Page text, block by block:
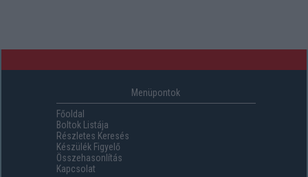
Menüpontok
Főoldal
Boltok Listája
Részletes Keresés
Készülék Figyelő
Összehasonlítás
Kapcsolat